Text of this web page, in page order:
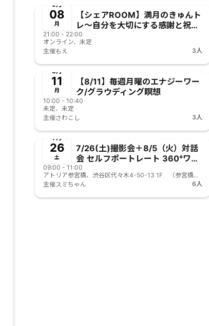
9月
08
月
【シェアROOM】満月のきゅんト
レ〜自分を大切にする感謝と祝福
の習慣〜
21:00 - 22:00
オンライン、未定
主催もえ 3人
8月
11
月
【8/11】毎週月曜のエナジーワー
ク/グラウディング瞑想
10:00 - 10:40
未定、未定
主催さわこし 3人
7月
26
土
7/26(土)撮影会＋8/5（火）対話
会 セルフポートレート 360°ワタ
シ 体験会
09:00 - 11:00
アトリア参宮橋、渋谷区代々木4-50-13 1F （参宮橋駅徒歩3分）
主催スミちゃん 6人